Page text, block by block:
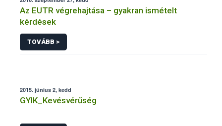
Az EUTR végrehajtása – gyakran ismételt
kérdések
TOVÁBB >
2015. június 2, kedd
GYIK_Kevésvérűség